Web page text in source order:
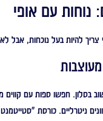
נוחות עם אופי
צריך להיות בעל נוכחות, אבל
בסלון. חפשו ספות עם קווים
ניטרליים. כורסת